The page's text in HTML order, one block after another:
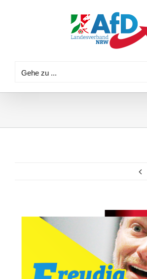
Gehe zu ...